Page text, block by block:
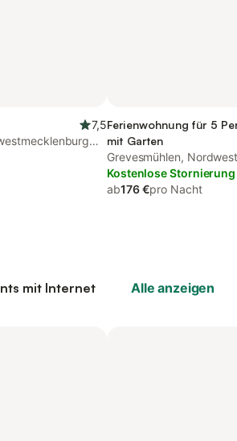
7,5Ferienwohnung für 5
mit Garten
Grevesmühlen,
(Wismar und Umgebung)
Kostenlose Stornierung
ab176 €pro Nacht
mit Internet Alle anzeigen